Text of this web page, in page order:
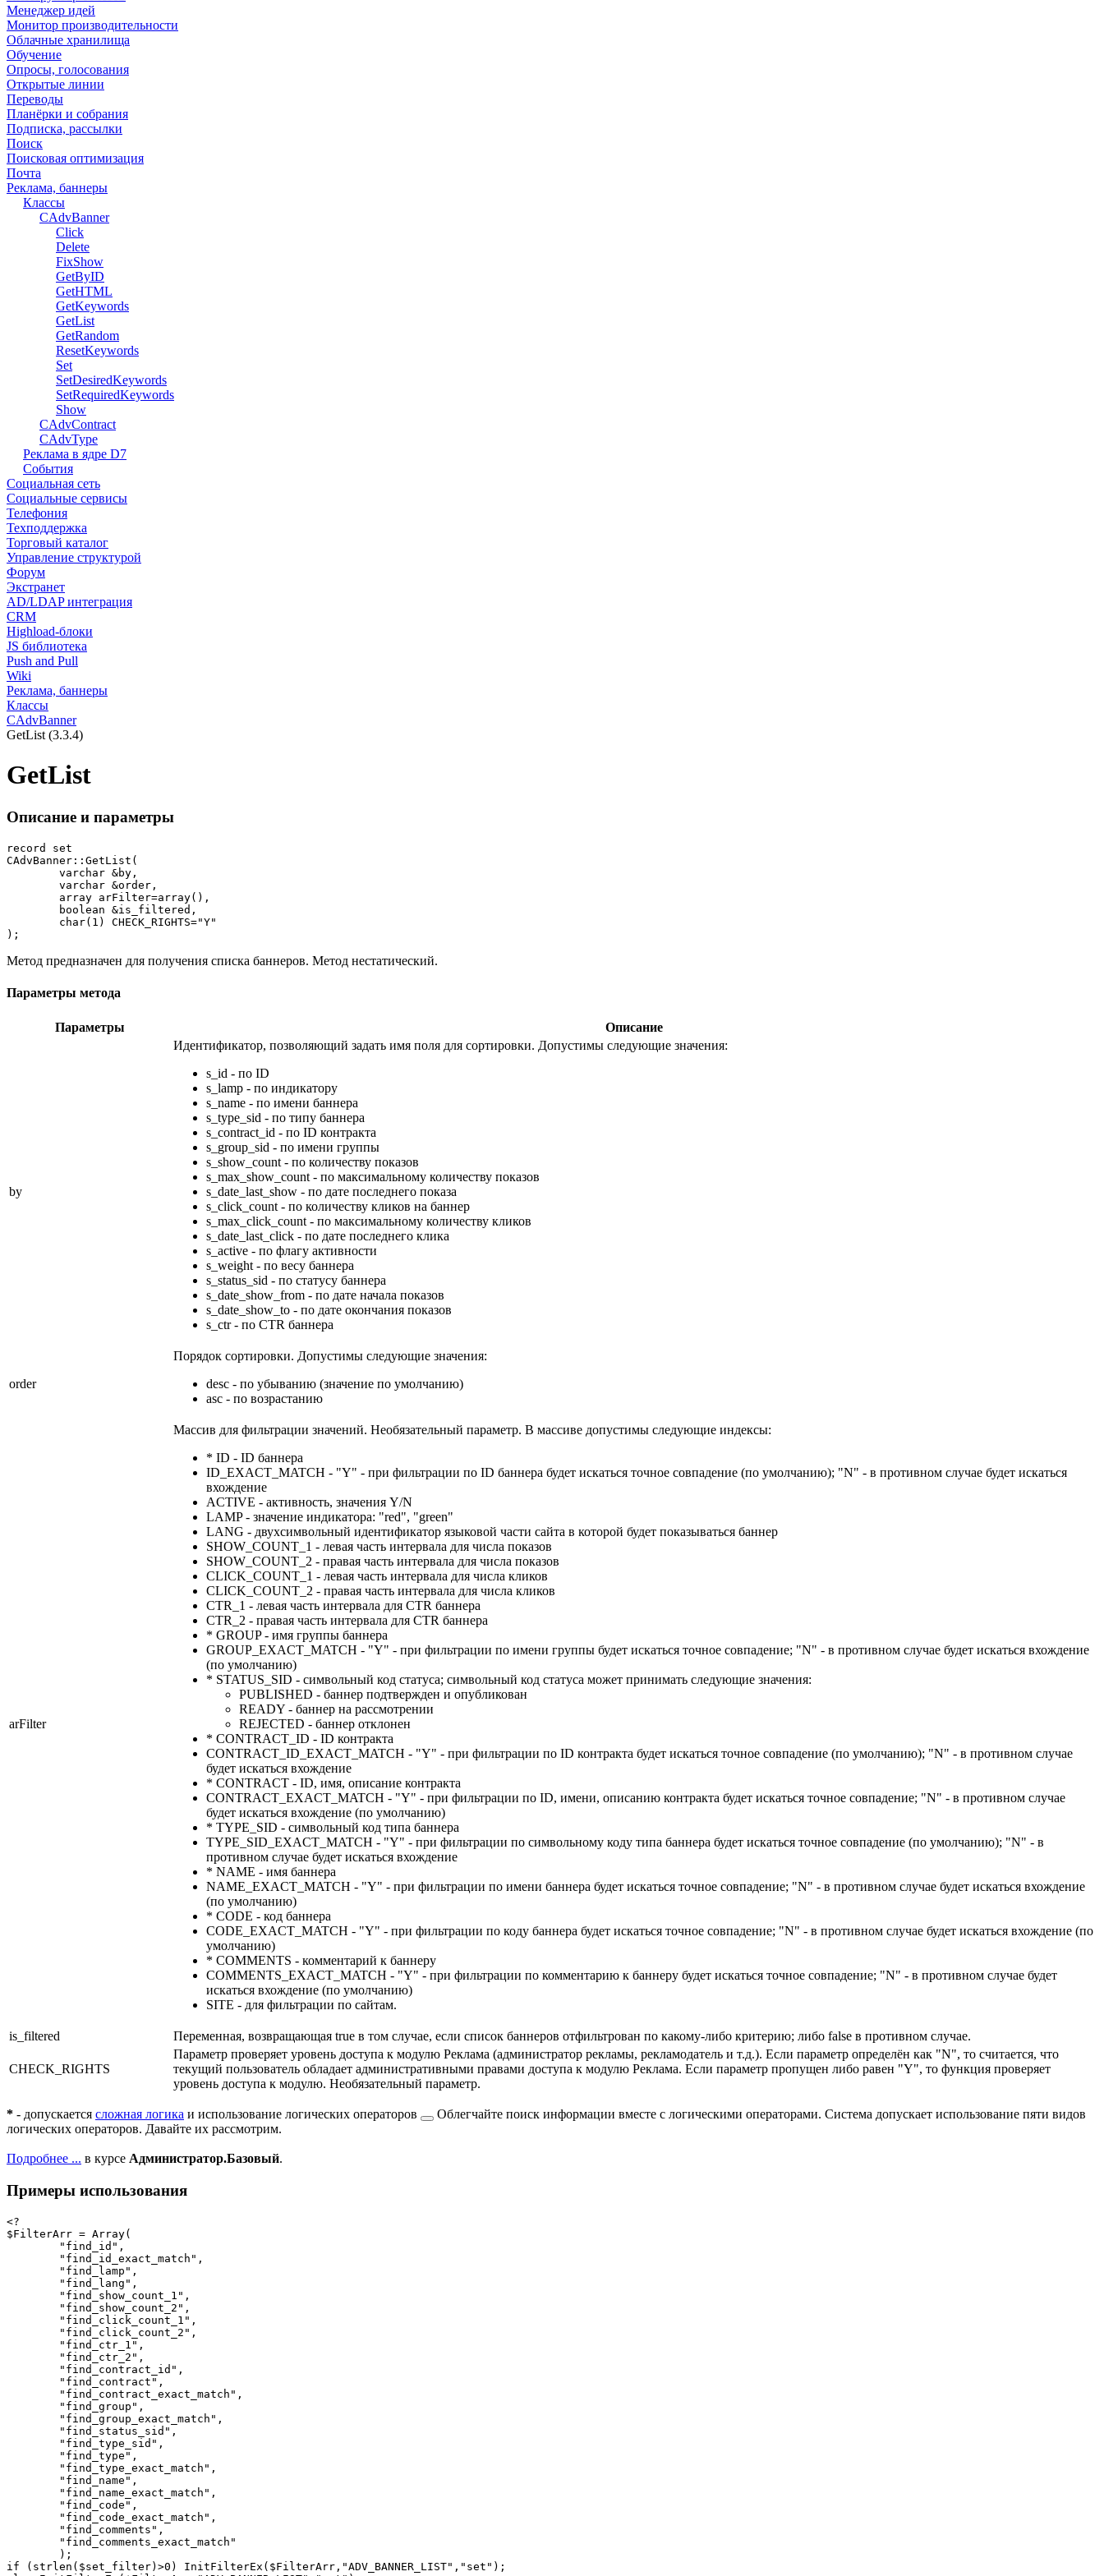
Менеджер идей
Монитор производительности
Облачные хранилища
Обучение
Опросы, голосования
Открытые линии
Переводы
Планёрки и собрания
Подписка, рассылки
Поиск
Поисковая оптимизация
Почта
Реклама, баннеры
Классы
CAdvBanner
Click
Delete
FixShow
GetByID
GetHTML
GetKeywords
GetList
GetRandom
ResetKeywords
Set
SetDesiredKeywords
SetRequiredKeywords
Show
CAdvContract
CAdvType
Реклама в ядре D7
События
Социальная сеть
Социальные сервисы
Телефония
Техподдержка
Торговый каталог
Управление структурой
Форум
Экстранет
AD/LDAP интеграция
CRM
Highload-блоки
JS библиотека
Push and Pull
Wiki
Реклама, баннеры
Классы
CAdvBanner
GetList (3.3.4)
GetList
Описание и параметры
record set
CAdvBanner::GetList(
);
Метод предназначен для получения списка баннеров. Метод нестатический.
Параметры метода
Параметры Описание
by
Идентификатор, позволяющий задать имя поля для сортировки. Допустимы следующие значения:
s_id - по ID
s_lamp - по индикатору
s_name - по имени баннера
s_type_sid - по типу баннера
s_contract_id - по ID контракта
s_group_sid - по имени группы
s_show_count - по количеству показов
s_max_show_count - по максимальному количеству показов
s_date_last_show - по дате последнего показа
s_click_count - по количеству кликов на баннер
s_max_click_count - по максимальному количеству кликов
s_date_last_click - по дате последнего клика
s_active - по флагу активности
s_weight - по весу баннера
s_status_sid - по статусу баннера
s_date_show_from - по дате начала показов
s_date_show_to - по дате окончания показов
s_ctr - по CTR баннера
order
Порядок сортировки. Допустимы следующие значения:
desc - по убыванию (значение по умолчанию)
asc - по возрастанию
arFilter
Массив для фильтрации значений. Необязательный параметр. В массиве допустимы следующие индексы:
* ID - ID баннера
ID_EXACT_MATCH - "Y" - при фильтрации по ID баннера будет искаться точное совпадение (по умолчанию); "N" - в противном случае будет искаться
вхождение
ACTIVE - активность, значения Y/N
LAMP - значение индикатора: "red", "green"
LANG - двухсимвольный идентификатор языковой части сайта в которой будет показываться баннер
SHOW_COUNT_1 - левая часть интервала для числа показов
SHOW_COUNT_2 - правая часть интервала для числа показов
CLICK_COUNT_1 - левая часть интервала для числа кликов
CLICK_COUNT_2 - правая часть интервала для числа кликов
CTR_1 - левая часть интервала для CTR баннера
CTR_2 - правая часть интервала для CTR баннера
* GROUP - имя группы баннера
GROUP_EXACT_MATCH - "Y" - при фильтрации по имени группы будет искаться точное совпадение; "N" - в противном случае будет искаться вхождение
(по умолчанию)
* STATUS_SID - символьный код статуса; символьный код статуса может принимать следующие значения:
PUBLISHED - баннер подтвержден и опубликован
READY - баннер на рассмотрении
REJECTED - баннер отклонен
* CONTRACT_ID - ID контракта
CONTRACT_ID_EXACT_MATCH - "Y" - при фильтрации по ID контракта будет искаться точное совпадение (по умолчанию); "N" - в противном случае
будет искаться вхождение
* CONTRACT - ID, имя, описание контракта
CONTRACT_EXACT_MATCH - "Y" - при фильтрации по ID, имени, описанию контракта будет искаться точное совпадение; "N" - в противном случае
будет искаться вхождение (по умолчанию)
* TYPE_SID - символьный код типа баннера
TYPE_SID_EXACT_MATCH - "Y" - при фильтрации по символьному коду типа баннера будет искаться точное совпадение (по умолчанию); "N" - в
противном случае будет искаться вхождение
* NAME - имя баннера
NAME_EXACT_MATCH - "Y" - при фильтрации по имени баннера будет искаться точное совпадение; "N" - в противном случае будет искаться вхождение
(по умолчанию)
* CODE - код баннера
CODE_EXACT_MATCH - "Y" - при фильтрации по коду баннера будет искаться точное совпадение; "N" - в противном случае будет искаться вхождение (по
умолчанию)
* COMMENTS - комментарий к баннеру
COMMENTS_EXACT_MATCH - "Y" - при фильтрации по комментарию к баннеру будет искаться точное совпадение; "N" - в противном случае будет
искаться вхождение (по умолчанию)
SITE - для фильтрации по сайтам.
is_filtered Переменная, возвращающая true в том случае, если список баннеров отфильтрован по какому-либо критерию; либо false в противном случае.
CHECK_RIGHTS
Параметр проверяет уровень доступа к модулю Реклама (администратор рекламы, рекламодатель и т.д.). Если параметр определён как "N", то считается, что
текущий пользователь обладает административными правами доступа к модулю Реклама. Если параметр пропущен либо равен "Y", то функция проверяет
уровень доступа к модулю. Необязательный параметр.
* - допускается сложная логика и использование логических операторов
Облегчайте поиск информации вместе с логическими операторами. Система допускает использование пяти видов
логических операторов. Давайте их рассмотрим.
Подробнее ... в курсе Администратор.Базовый.
Примеры использования
<?
$FilterArr = Array(
if (strlen($set_filter)>0) InitFilterEx($FilterArr,"ADV_BANNER_LIST","set");